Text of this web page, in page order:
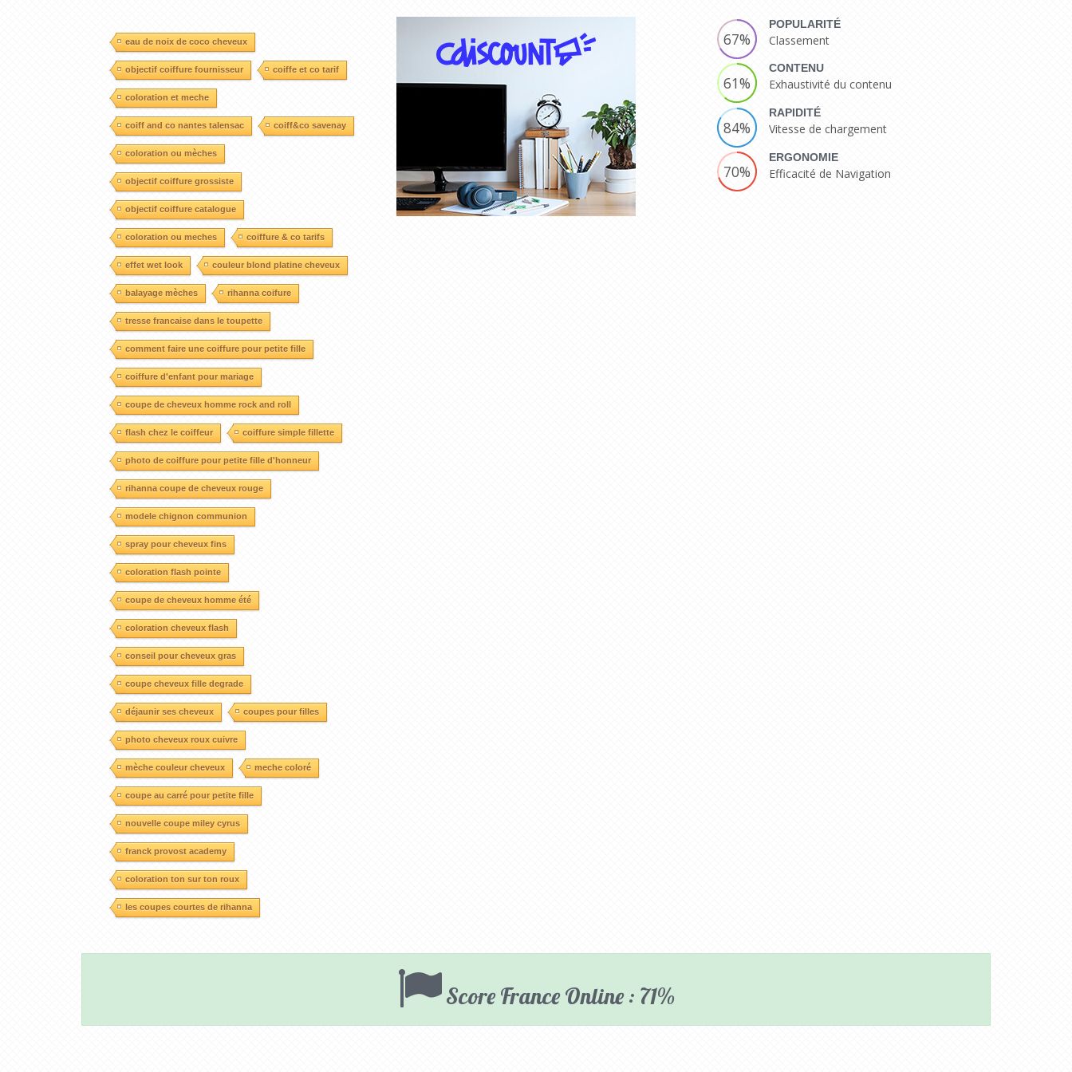
eau de noix de coco cheveux
objectif coiffure fournisseur coiffe et co tarif
coloration et meche
coiff and co nantes talensac coiff&co savenay
coloration ou mèches
objectif coiffure grossiste
objectif coiffure catalogue
coloration ou meches coiffure & co tarifs
effet wet look couleur blond platine cheveux
balayage mèches rihanna coifure
tresse francaise dans le toupette
comment faire une coiffure pour petite fille
coiffure d'enfant pour mariage
coupe de cheveux homme rock and roll
flash chez le coiffeur coiffure simple fillette
photo de coiffure pour petite fille d'honneur
rihanna coupe de cheveux rouge
modele chignon communion
spray pour cheveux fins
coloration flash pointe
coupe de cheveux homme été
coloration cheveux flash
conseil pour cheveux gras
coupe cheveux fille degrade
déjaunir ses cheveux coupes pour filles
photo cheveux roux cuivre
mèche couleur cheveux meche coloré
coupe au carré pour petite fille
nouvelle coupe miley cyrus
franck provost academy
coloration ton sur ton roux
les coupes courtes de rihanna
67%
POPULARITÉ
Classement
61%
CONTENU
Exhaustivité du contenu
84%
RAPIDITÉ
Vitesse de chargement
70%
ERGONOMIE
Efficacité de Navigation
Score France Online : 71%